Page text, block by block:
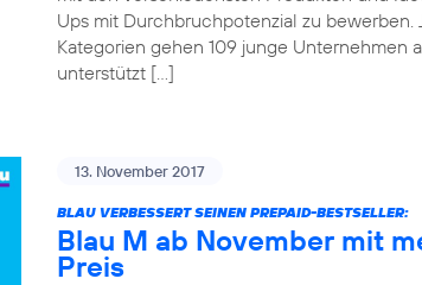
Ups mit Durchbruchpotenzial zu bewerben.
Kategorien gehen 109 junge Unternehmen
unterstützt […]
13. November 2017
BLAU VERBESSERT SEINEN PREPAID-BESTSELLER:
Blau M ab November mit
Preis